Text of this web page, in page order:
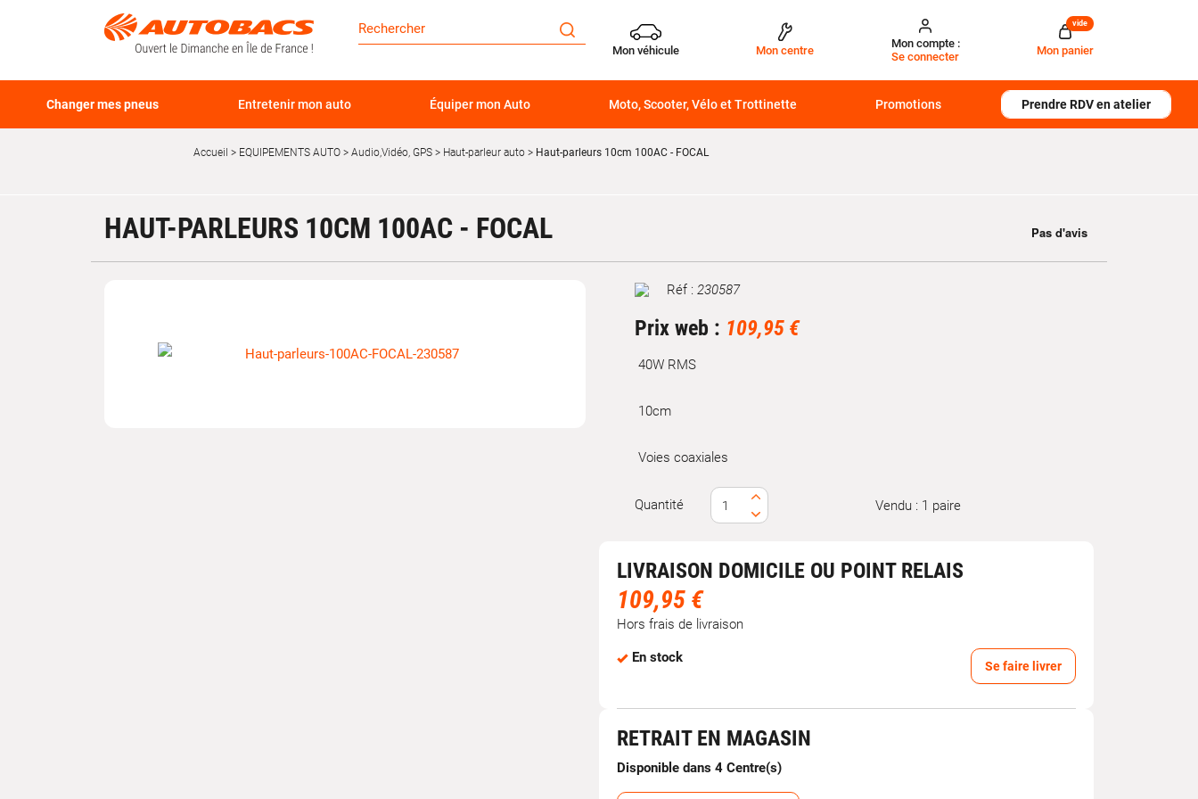
Mon véhicule Mon centre
Mon compte :
Se connecter
Mon panier
vide
Changer mes pneus Entretenir mon auto Équiper mon Auto Moto, Scooter, Vélo et Trottinette Promotions Prendre RDV en atelier
Accueil EQUIPEMENTS AUTO Audio,Vidéo, GPS Haut-parleur auto Haut-parleurs 10cm 100AC - FOCAL
HAUT-PARLEURS 10CM 100AC - FOCAL
MarqueRéf : 230587
Prix web : 109,95 €
40W RMS
10cm
Voies coaxiales
Quantité Vendu : 1 paire
LIVRAISON DOMICILE OU POINT RELAIS
109,95 €
Hors frais de livraison
En stock
Se faire livrer
RETRAIT EN MAGASIN
Disponible dans 4 Centre(s)